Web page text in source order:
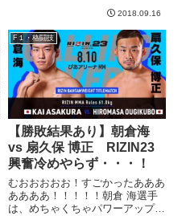
飲みにくるべしと個人的には思っ
た。リトルインディアの寺院とフ
ィッシュヘッドカレー...
2018.09.16
F１・格闘技
【勝敗結果あり】朝倉海
vs 扇久保 博正 RIZIN23
興奮冷めやらず・・・！
むおおおおお！すごかったあああ
ああああ！！！！！朝倉 海選手
は、めちゃくちゃパワーアップし